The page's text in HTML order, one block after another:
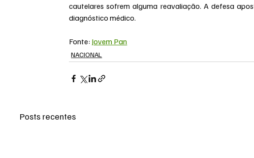
cautelares sofrem alguma reavaliação. A defesa
diagnóstico médico.
Fonte: Jovem Pan
NACIONAL
Posts recentes